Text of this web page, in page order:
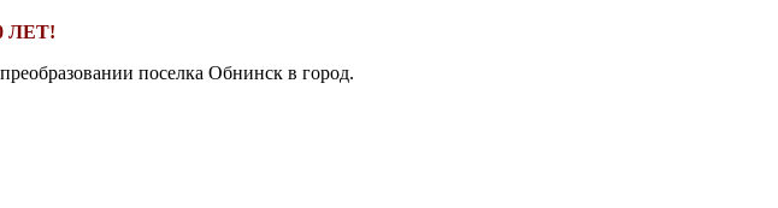
ЛЕТ!
поселка Обнинск в город.